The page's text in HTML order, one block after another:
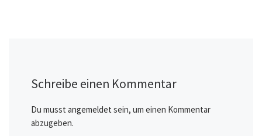
Schreibe einen Kommentar
Du musst angemeldet sein, um einen Kommentar
abzugeben.